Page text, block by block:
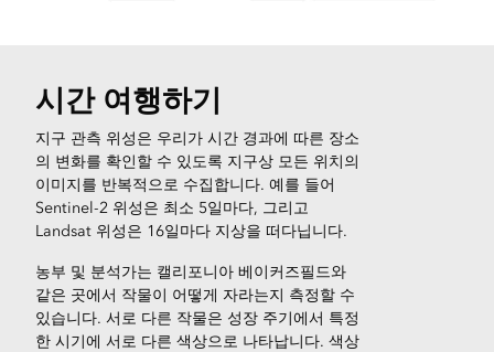
시간 여행하기
지구 관측 위성은 우리가 시간 경과에 따른 장소
의 변화를 확인할 수 있도록 지구상 모든 위치의
이미지를 반복적으로 수집합니다. 예를 들어
Sentinel-2 위성은 최소 5일마다, 그리고
Landsat 위성은 16일마다 지상을 떠다닙니다.
농부 및 분석가는 캘리포니아 베이커즈필드와
같은 곳에서 작물이 어떻게 자라는지 측정할 수
있습니다. 서로 다른 작물은 성장 주기에서 특정
한 시기에 서로 다른 색상으로 나타납니다. 색상